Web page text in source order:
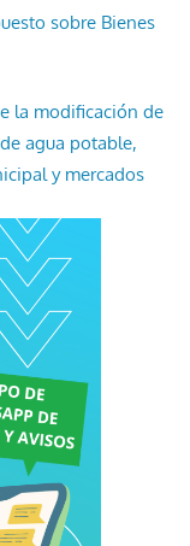
sobre Bienes
la modificación de
agua potable,
y mercados